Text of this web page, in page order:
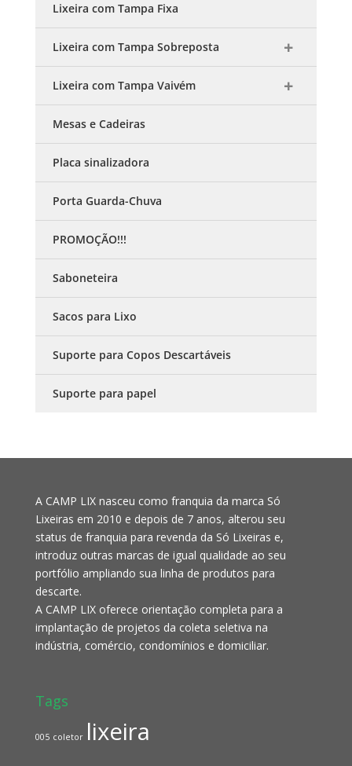
Lixeira com Tampa Fixa
Lixeira com Tampa Sobreposta
Lixeira com Tampa Vaivém
Mesas e Cadeiras
Placa sinalizadora
Porta Guarda-Chuva
PROMOÇÃO!!!
Saboneteira
Sacos para Lixo
Suporte para Copos Descartáveis
Suporte para papel
A CAMP LIX nasceu como franquia da marca Só
Lixeiras em 2010 e depois de 7 anos, alterou seu
status de franquia para revenda da Só Lixeiras e,
introduz outras marcas de igual qualidade ao seu
portfólio ampliando sua linha de produtos para
descarte.
A CAMP LIX oferece orientação completa para a
implantação de projetos da coleta seletiva na
indústria, comércio, condomínios e domiciliar.
Tags
005 coletor lixeira